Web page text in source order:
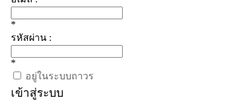
*
รหัสผ่าน :
*
อยู่ในระบบถาวร
เข้าสู่ระบบ